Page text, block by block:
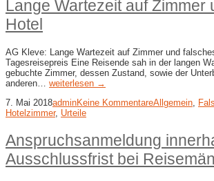
Lange Wartezeit auf Zimmer
Hotel
AG Kleve: Lange Wartezeit auf Zimmer und
Tagesreisepreis Eine Reisende sah in der langen
gebuchte Zimmer, dessen Zustand, sowie der
anderen… weiterlesen →
7. Mai 2018adminKeine KommentareAllgemein,
Hotelzimmer, Urteile
Anspruchsanmeldung
Ausschlussfrist bei